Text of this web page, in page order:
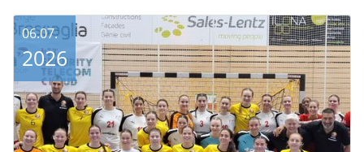
06.07.
2026